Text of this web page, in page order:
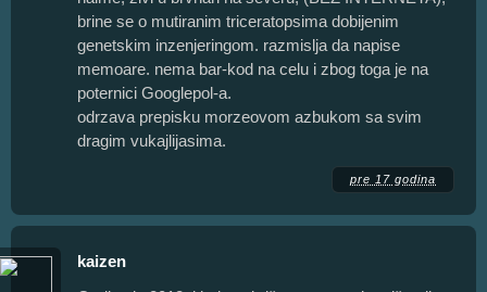
brine se o mutiranim triceratopsima dobijenim
genetskim inzenjeringom. razmislja da napise
memoare. nema bar-kod na celu i zbog toga je na
poternici Googlepol-a.
odrzava prepisku morzeovom azbukom sa svim
dragim vukajlijasima.
pre 17 godina
kaizen